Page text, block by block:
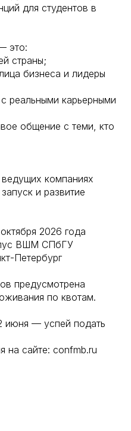
для студентов в
это:
страны;
бизнеса и лидеры
реальными карьерными
общение с теми, кто
компаниях
и развитие
2026 года
ВШМ СПбГУ
Петербург
предусмотрена
по квотам.
июня — успей подать
на сайте: confmb.ru